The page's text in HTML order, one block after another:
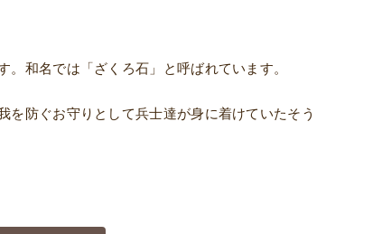
和名では「ざくろ石」と呼ばれています。
防ぐお守りとして兵士達が身に着けていたそう